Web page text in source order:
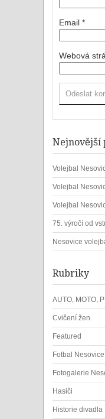
Email *
Webová
Nejnovější
Volejbal
Volejbal
Volejbal
75. výročí od
Nesovice
Rubriky
AUTO, MOTO,
Cvičení žen
Featured
Fotbal Nesovice
Fotogalerie
Hasiči
Historie divadla